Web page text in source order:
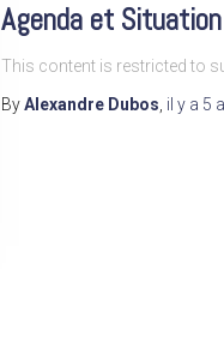
Agenda et
This content is restricted to
ByAlexandre Dubos il y a 5